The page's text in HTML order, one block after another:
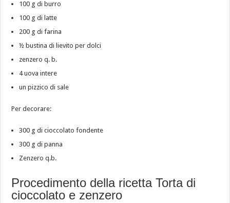
100 g di burro
100 g di latte
200 g di farina
½ bustina di lievito per dolci
zenzero q. b.
4 uova intere
un pizzico di sale
Per decorare:
300 g di cioccolato fondente
300 g di panna
Zenzero q.b.
Procedimento della ricetta Torta di
cioccolato e zenzero